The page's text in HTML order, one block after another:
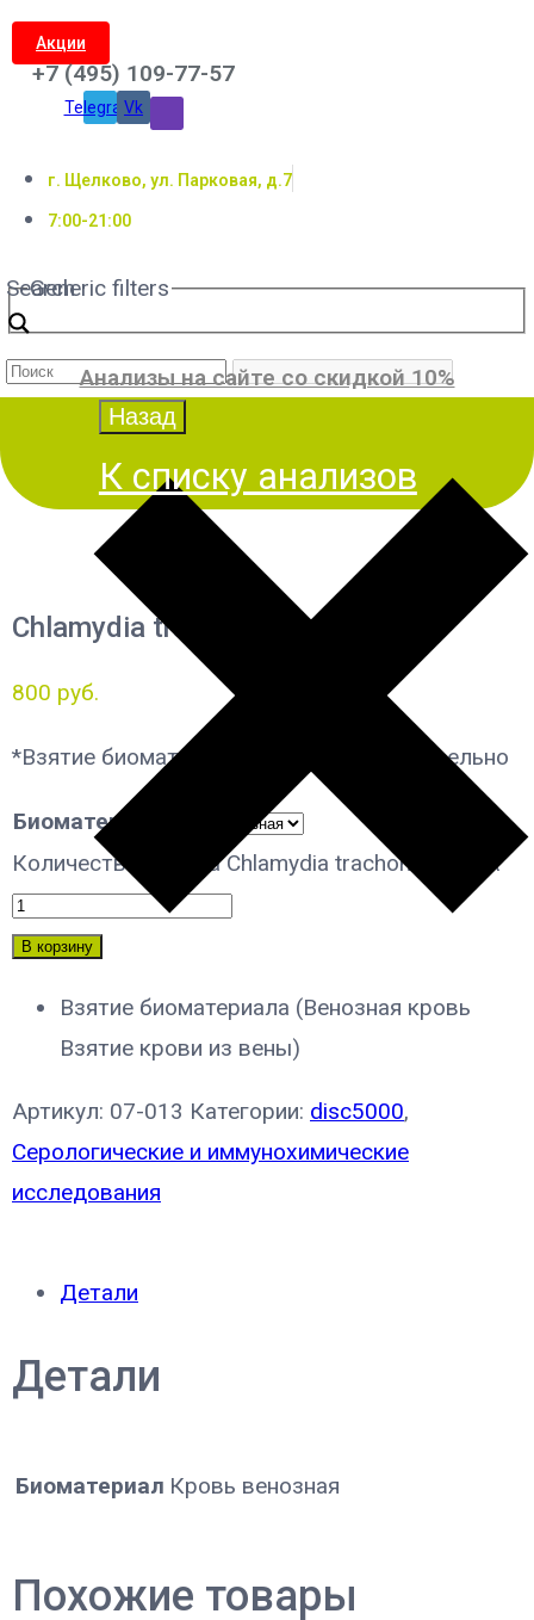
Акции
+7 (495) 109-77-57
TelegramVk
г. Щелково, ул. Парковая, д.7
7:00-21:00
Search
Generic filters
Анализы на сайте со скидкой 10%
К списку анализов
Chlamydia trachomatis, IgA
800 руб.
*Взятие биоматериала оплачивается отдельно
Биоматериал
Количество товара Chlamydia trachomatis, IgA
В корзину
Взятие биоматериала (Венозная кровь
Взятие крови из вены)
Артикул: 07-013 Категории: disc5000,
Серологические и иммунохимические
исследования
Детали
Детали
Биоматериал Кровь венозная
Похожие товары